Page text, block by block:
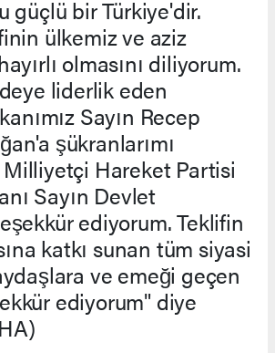
güçlü bir Türkiye'dir.
ülkemiz ve aziz
olmasını diliyorum.
liderlik eden
Sayın Recep
şükranlarımı
Hareket Partisi
Sayın Devlet
ediyorum. Teklifin
katkı sunan tüm siyasi
ve emeği geçen
ediyorum" diye